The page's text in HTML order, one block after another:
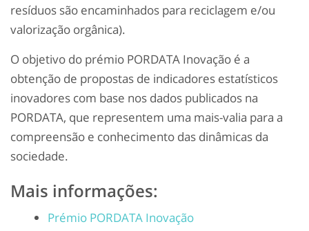
resíduos são encaminhados para reciclagem e/ou
valorização orgânica).
O objetivo do prémio PORDATA Inovação é a
obtenção de propostas de indicadores estatísticos
inovadores com base nos dados publicados na
PORDATA, que representem uma mais-valia para a
compreensão e conhecimento das dinâmicas da
sociedade.
Mais informações:
Prémio PORDATA Inovação